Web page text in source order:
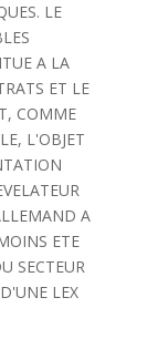
LE
A LA
ET LE
COMME
L'OBJET
A
ETE
SECTEUR
LEX